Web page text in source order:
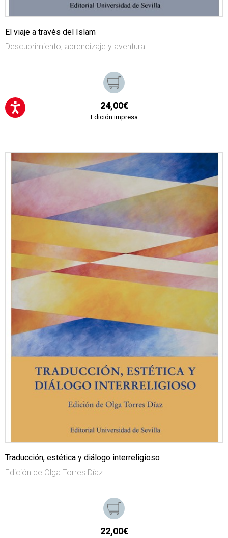
El viaje a través del Islam
Descubrimiento, aprendizaje y aventura
24,00€
Edición impresa
Traducción, estética y diálogo interreligioso
Edición de Olga Torres Díaz
22,00€